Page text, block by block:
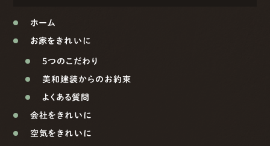
ホーム
お家をきれいに
5つのこだわり
美和建装からのお約束
よくある質問
会社をきれいに
空気をきれいに